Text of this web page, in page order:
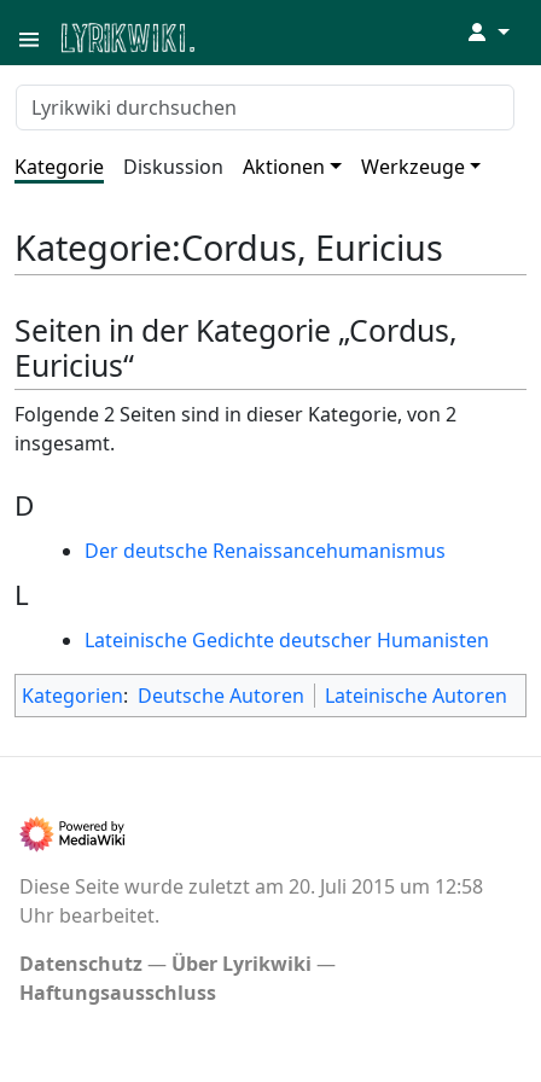
↓
Kategorie Diskussion Aktionen Werkzeuge
Kategorie:Cordus, Euricius
Seiten in der Kategorie „Cordus,
Euricius“
Folgende 2 Seiten sind in dieser Kategorie, von 2
insgesamt.
D
Der deutsche Renaissancehumanismus
L
Lateinische Gedichte deutscher Humanisten
Kategorien: Deutsche Autoren Lateinische Autoren
Diese Seite wurde zuletzt am 20. Juli 2015 um 12:58
Uhr bearbeitet.
Datenschutz
Über Lyrikwiki
Haftungsausschluss